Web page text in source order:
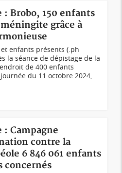
Brobo, 150 enfants
grâce à
enfants présents (.ph
la séance de dépistage de la
de 400 enfants
du 11 octobre 2024,
Campagne
contre la
6 846 061 enfants
concernés